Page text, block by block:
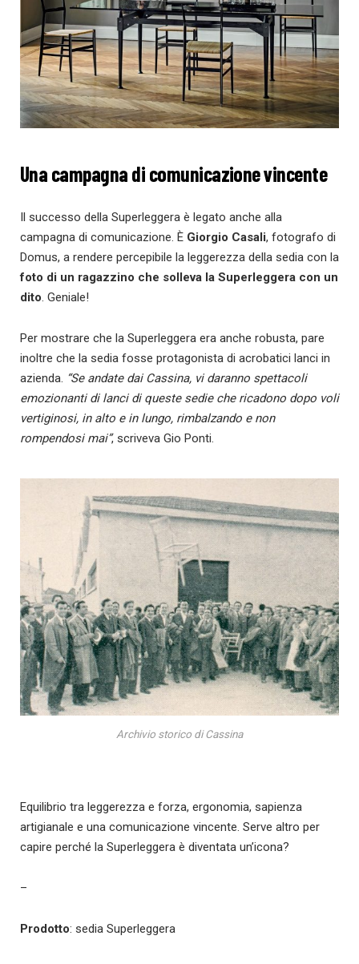
Una campagna di comunicazione vincente
Il successo della Superleggera è legato anche alla
campagna di comunicazione. È Giorgio Casali, fotografo di
Domus, a rendere percepibile la leggerezza della sedia con la
foto di un ragazzino che solleva la Superleggera con un
dito . Geniale!
Per mostrare che la Superleggera era anche robusta, pare
inoltre che la sedia fosse protagonista di acrobatici lanci in
azienda.
“Se andate dai Cassina, vi daranno spettacoli
emozionanti di lanci di queste sedie che ricadono dopo voli
vertiginosi, in alto e in lungo, rimbalzando e non
rompendosi mai”, scriveva Gio Ponti.
Archivio storico di Cassina
Equilibrio tra leggerezza e forza, ergonomia, sapienza
artigianale e una comunicazione vincente. Serve altro per
capire perché la Superleggera è diventata un’icona?
–
Prodotto: sedia Superleggera